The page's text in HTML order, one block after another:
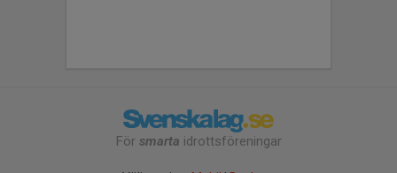
För smarta idrottsföreningar